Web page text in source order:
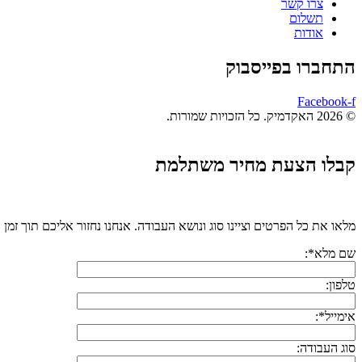
צרו קשר
תשלום
אודות
התחברו בפייסבוק
Facebook-f
© 2026 האקדמיק. כל הזכויות שמורות.
קבלו הצעת מחיר משתלמת
מלאו את כל הפרטים וציינו סוג ונושא העבודה. אנחנו נחזור אליכם תוך
שם מלא*:
טלפון:
אימייל*:
סוג העבודה: